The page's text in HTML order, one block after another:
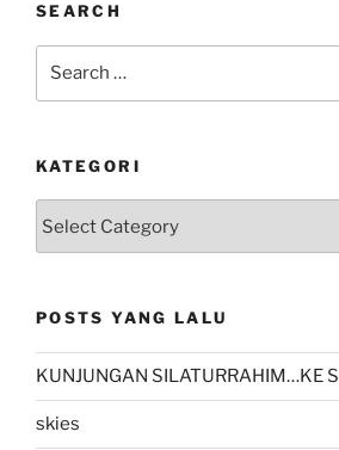
SEARCH
KATEGORI
POSTS YANG LALU
KUNJUNGAN SILATURRAHIM…KE
skies